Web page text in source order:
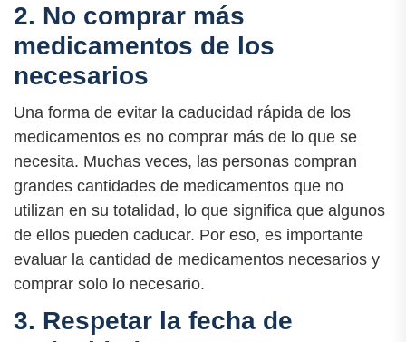
2. No comprar más
medicamentos de los
necesarios
Una forma de evitar la caducidad rápida de los
medicamentos es no comprar más de lo que se
necesita. Muchas veces, las personas compran
grandes cantidades de medicamentos que no
utilizan en su totalidad, lo que significa que algunos
de ellos pueden caducar. Por eso, es importante
evaluar la cantidad de medicamentos necesarios y
comprar solo lo necesario.
3. Respetar la fecha de